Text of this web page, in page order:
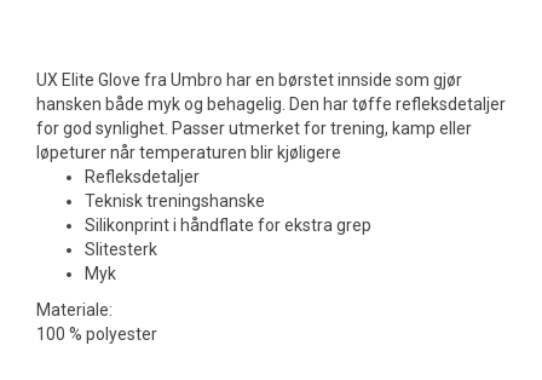
UX Elite Glove fra Umbro har en børstet innside som gjør
hansken både myk og behagelig. Den har tøffe refleksdetaljer
for god synlighet. Passer utmerket for trening, kamp eller
løpeturer når temperaturen blir kjøligere
Refleksdetaljer
Teknisk treningshanske
Silikonprint i håndflate for ekstra grep
Slitesterk
Myk
Materiale:
100 % polyester